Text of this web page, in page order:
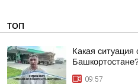
ТОП
Какая ситуация
09:57